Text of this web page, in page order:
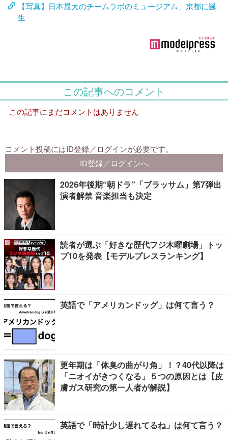
【写真】日本最大のチームラボのミュージアム、京都に誕
生
2026年後期“朝ドラ”「ブラッサム」第7弾出
演者解禁 音楽担当も決定
読者が選ぶ「好きな歴代フジ木曜劇場」トッ
プ10を発表【モデルプレスランキング】
英語で「アメリカンドッグ」は何て言う？
更年期は「体臭の曲がり角」！？40代以降は
「ニオイがきつくなる」５つの原因とは【皮
膚ガス研究の第一人者が解説】
英語で「時計少し遅れてるね」は何て言う？